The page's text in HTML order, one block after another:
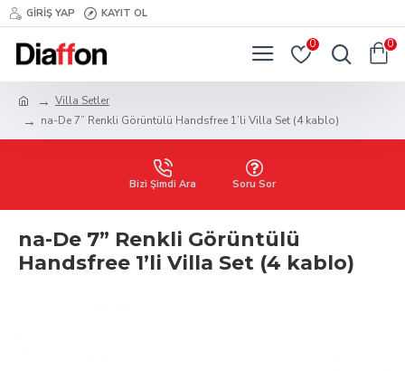
GIRIŞ YAP KAYIT OL
0 0
Villa Setler
na-De 7” Renkli Görüntülü Handsfree 1’li Villa Set (4 kablo)
Bizi Şimdi Ara Soru Sor
na-De 7” Renkli Görüntülü
Handsfree 1’li Villa Set (4 kablo)